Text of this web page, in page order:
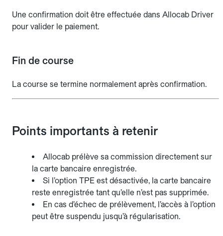
Une confirmation doit être effectuée dans Allocab Driver
pour valider le paiement.
Fin de course
La course se termine normalement après confirmation.
Points importants à retenir
Allocab prélève sa commission directement sur
la carte bancaire enregistrée.
Si l’option TPE est désactivée, la carte bancaire
reste enregistrée tant qu’elle n’est pas supprimée.
En cas d’échec de prélèvement, l’accès à l’option
peut être suspendu jusqu’à régularisation.